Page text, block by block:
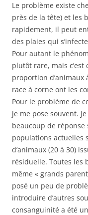
Le problème existe
près de la tête) et les
rapidement, il peut
des plaies qui
Pour autant le
plutôt rare, mais
proportion d’animaux
race à corne ont les
Pour le problème de
je me pose souvent.
beaucoup de
populations actuelles
d’animaux (20 à 30)
résiduelle. Toutes les
même « grands
posé un peu de
introduire d’autres
consanguinité a été